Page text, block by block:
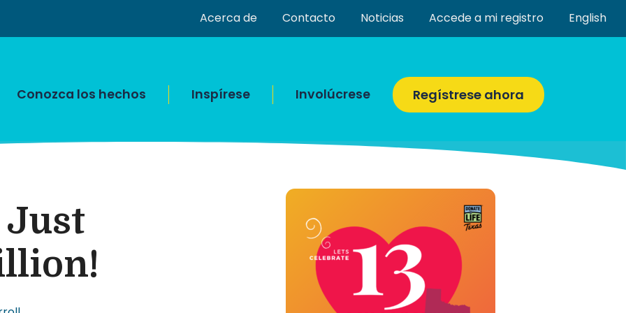
Acerca de Contacto Noticias Accede a mi registro English
Conozca los hechos Inspírese Involúcrese Regístrese ahora
Just